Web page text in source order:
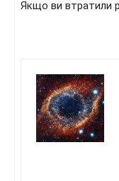
Якщо ви втратили